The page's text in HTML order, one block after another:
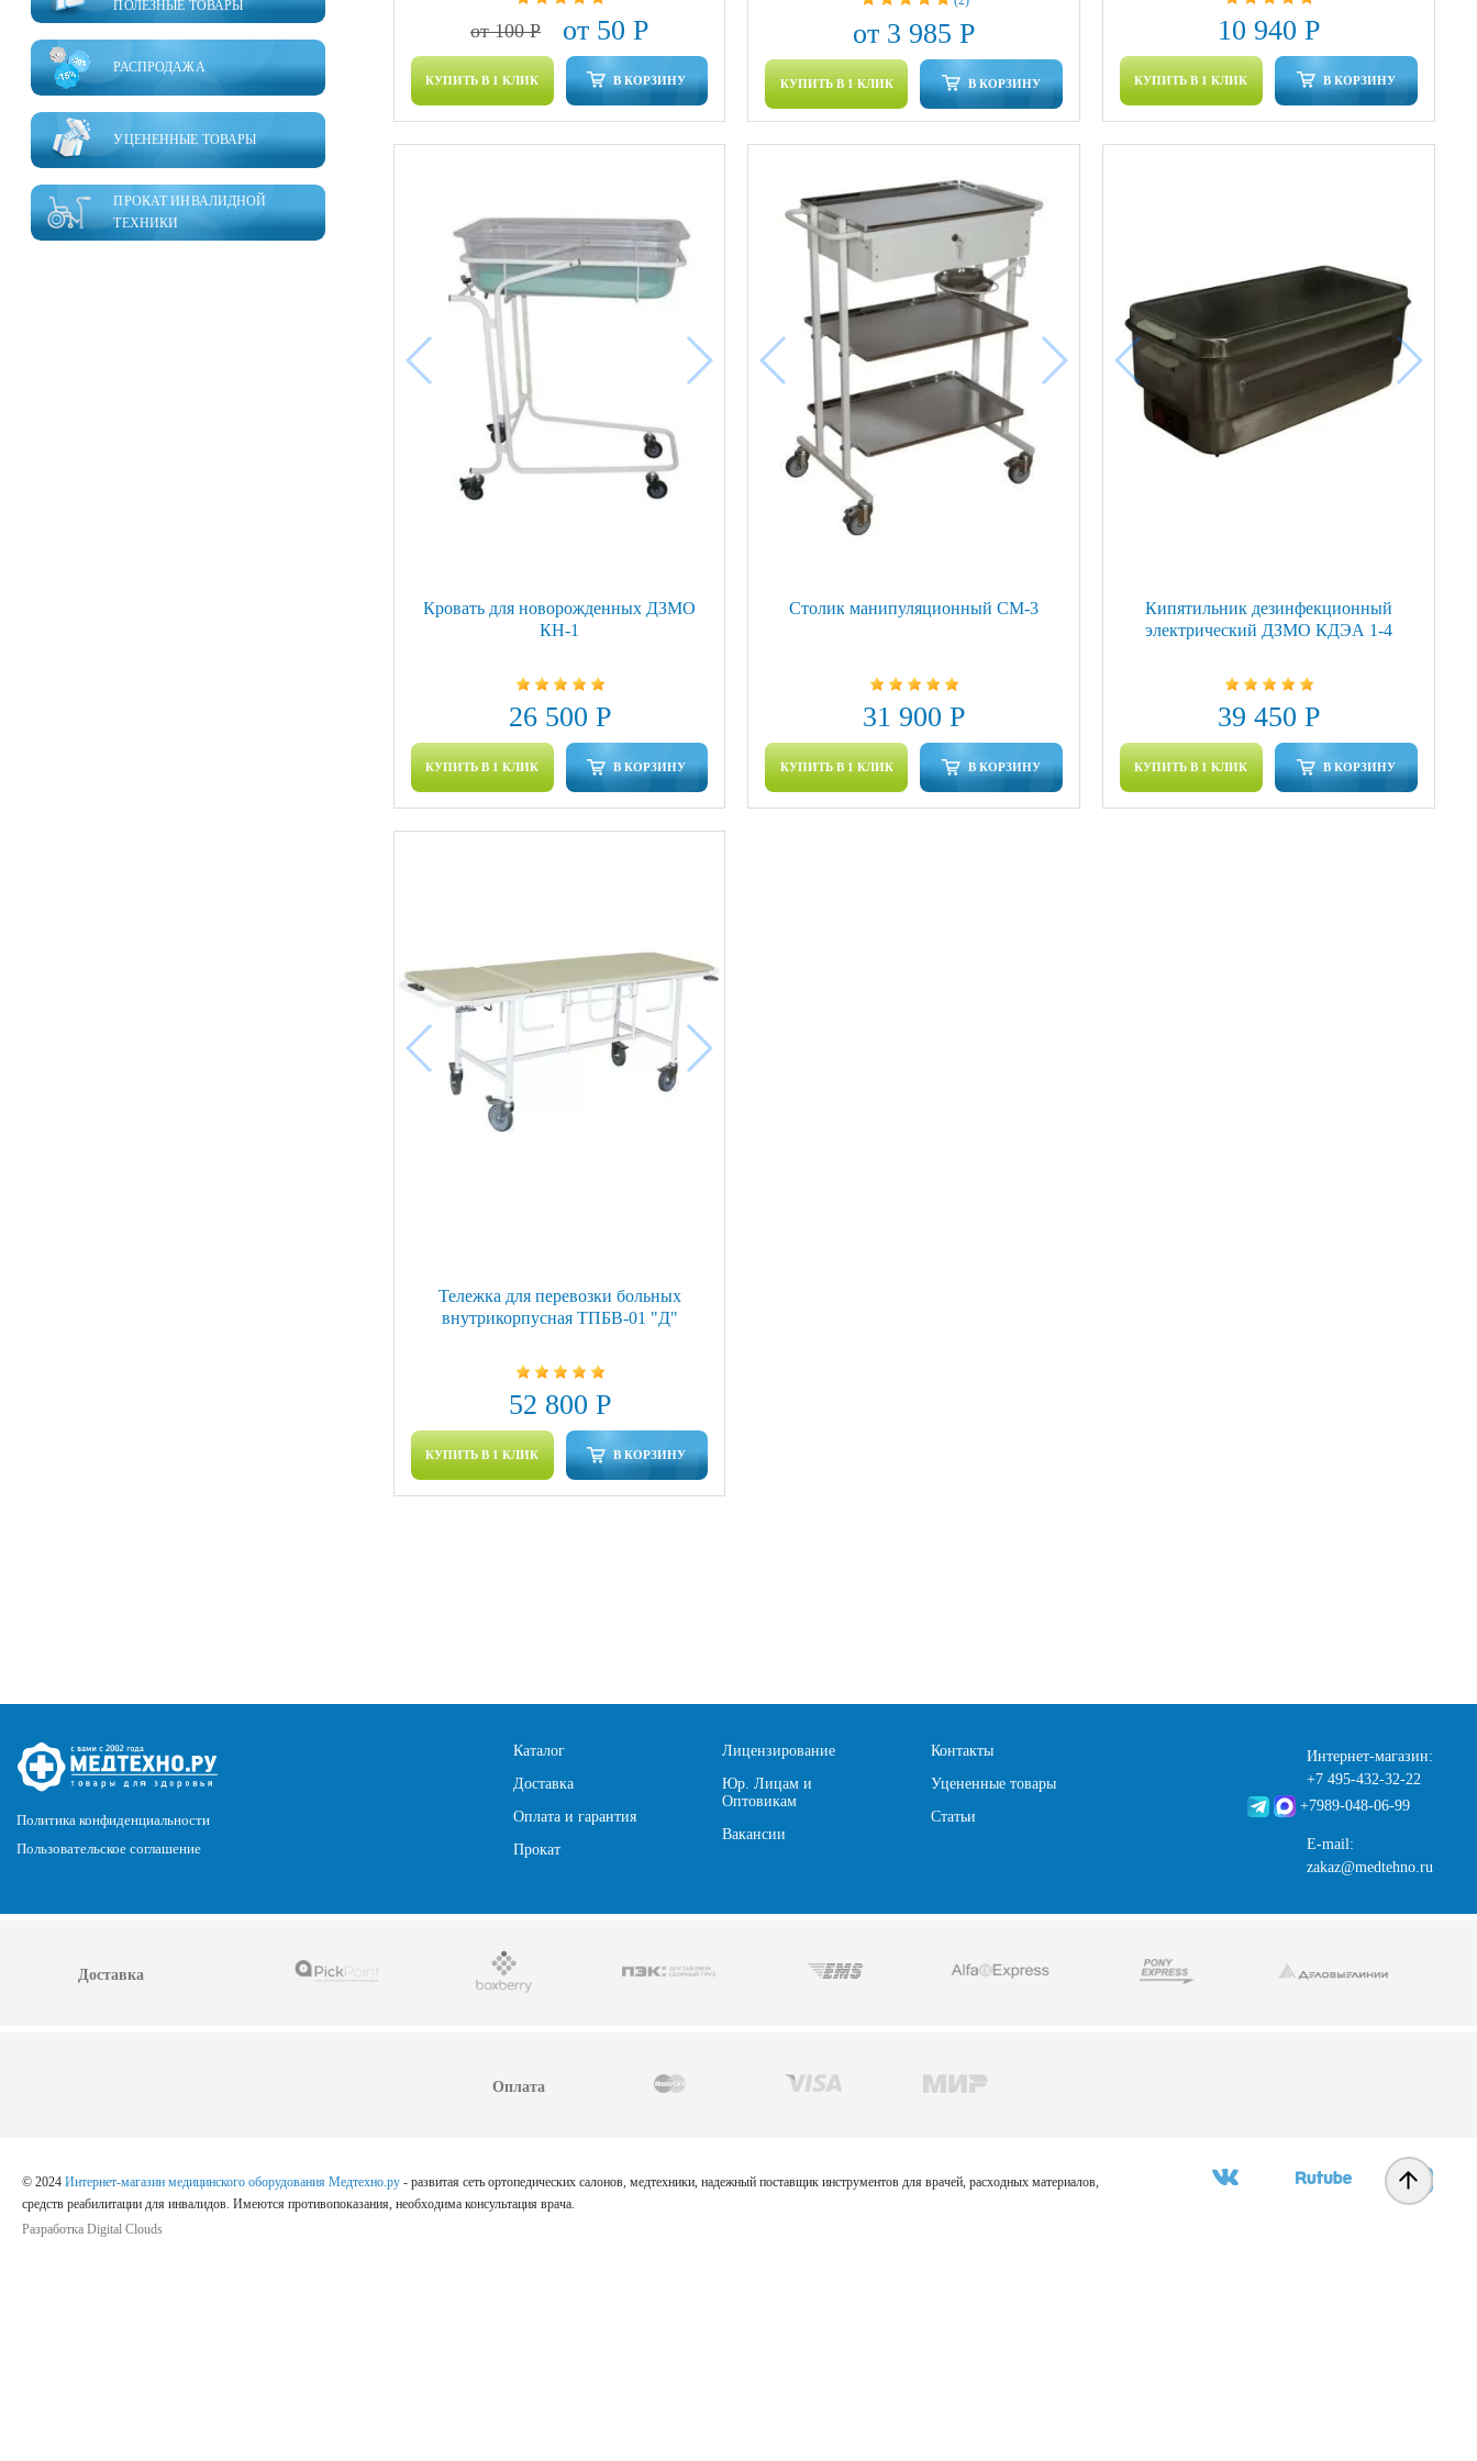
ПОЛЕЗНЫЕ ТОВАРЫ
РАСПРОДАЖА
ПРОКАТ ИНВАЛИДНОЙ
ТЕХНИКИ
УЦЕНЕННЫЕ ТОВАРЫ
от 100 Р от 50 Р
КУПИТЬ В 1 КЛИК В КОРЗИНУ
от 3 985 Р
КУПИТЬ В 1 КЛИК В КОРЗИНУ
10 940 Р
КУПИТЬ В 1 КЛИК В КОРЗИНУ
Кровать для новорожденных ДЗМО
КН-1
26 500 Р
КУПИТЬ В 1 КЛИК В КОРЗИНУ
Столик манипуляционный СМ-3
31 900 Р
КУПИТЬ В 1 КЛИК В КОРЗИНУ
Кипятильник дезинфекционный
электрический ДЗМО КДЭА 1-4
39 450 Р
КУПИТЬ В 1 КЛИК В КОРЗИНУ
Тележка для перевозки больных
внутрикорпусная ТПБВ-01 "Д"
52 800 Р
КУПИТЬ В 1 КЛИК В КОРЗИНУ
Политика конфиденциальности
Пользовательское соглашение
Каталог
Доставка
Оплата и гарантия
Прокат
Лицензирование
Юр. Лицам и
Оптовикам
Вакансии
Контакты
Уцененные товары
Статьи
Интернет-магазин:
+7 495-432-32-22
+7989-048-06-99
E-mail:
zakaz@medtehno.ru
Доставка
Оплата
© 2024 Интернет-магазин медицинского оборудования Медтехно.ру - развитая сеть ортопедических салонов, медтехники, надежный поставщик инструментов для врачей, расходных материалов,
средств реабилитации для инвалидов. Имеются противопоказания, необходима консультация врача.
Разработка Digital Clouds